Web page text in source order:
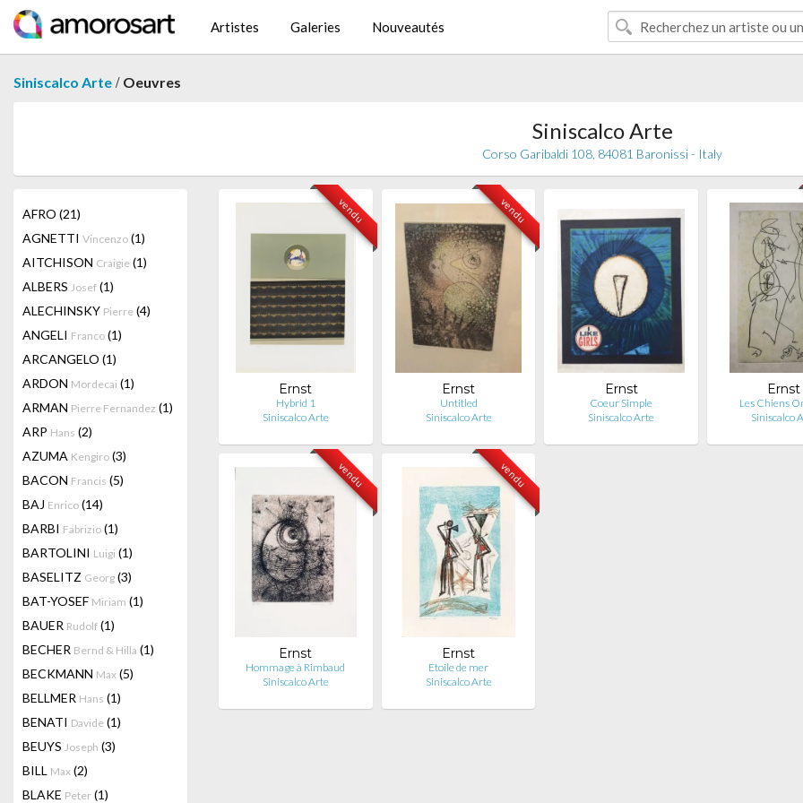
Artistes Galeries Nouveautés
Siniscalco Arte / Oeuvres
Siniscalco Arte
Corso Garibaldi 108, 84081 Baronissi - Italy
AFRO (21)
AGNETTI Vincenzo (1)
AITCHISON Craigie (1)
ALBERS Josef (1)
ALECHINSKY Pierre (4)
ANGELI Franco (1)
ARCANGELO (1)
ARDON Mordecai (1)
ARMAN Pierre Fernandez (1)
ARP Hans (2)
AZUMA Kengiro (3)
BACON Francis (5)
BAJ Enrico (14)
BARBI Fabrizio (1)
BARTOLINI Luigi (1)
BASELITZ Georg (3)
BAT-YOSEF Miriam (1)
BAUER Rudolf (1)
BECHER Bernd & Hilla (1)
BECKMANN Max (5)
BELLMER Hans (1)
BENATI Davide (1)
BEUYS Joseph (3)
BILL Max (2)
BLAKE Peter (1)
vendu
Ernst
Hybrid 1
Siniscalco Arte
vendu
Ernst
Untitled
Siniscalco Arte
Ernst
Coeur Simple
Siniscalco Arte
Ernst
Les Chiens
Siniscalco
vendu
Ernst
Hommage à Rimbaud
Siniscalco Arte
vendu
Ernst
Etoile de mer
Siniscalco Arte